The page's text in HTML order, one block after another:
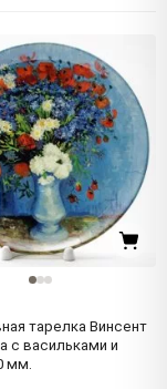
тарелка Винсент
с васильками и
мм.